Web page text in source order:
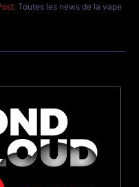
. Toutes les news de la vape